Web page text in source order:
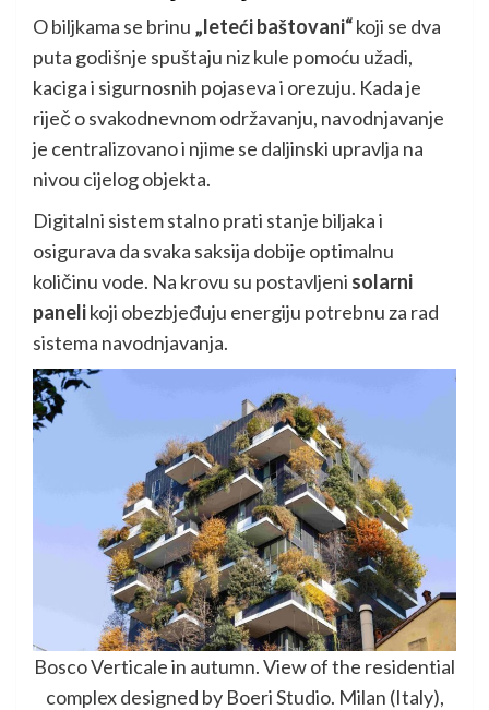
O biljkama se brinu „leteći baštovani“koji se dva
puta godišnje spuštaju niz kule pomoću užadi,
kaciga i sigurnosnih pojaseva i orezuju. Kada je
riječ o svakodnevnom održavanju, navodnjavanje
je centralizovano i njime se daljinski upravlja na
nivou cijelog objekta.
Digitalni sistem stalno prati stanje biljaka i
osigurava da svaka saksija dobije optimalnu
količinu vode. Na krovu su postavljeni solarni
panelikoji obezbjeđuju energiju potrebnu za rad
sistema navodnjavanja.
Bosco Verticale in autumn. View of the residential
complex designed by Boeri Studio. Milan (Italy),